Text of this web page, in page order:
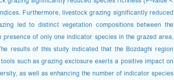
Furthermore, livestock grazing significantly reduced
led to distinct vegetation compositions between the
of only one indicator species in the grazed area,
results of this study indicated that the Bozdaghi region
such as grazing exclosure exerts a positive impact on
as well as enhancing the number of indicator species.